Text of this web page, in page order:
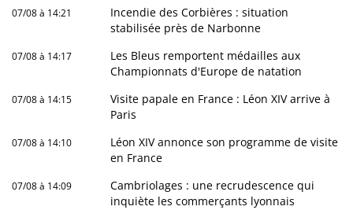
07/08 à 14:21
Incendie des Corbières : situation
stabilisée près de Narbonne
07/08 à 14:17
Les Bleus remportent médailles aux
Championnats d'Europe de natation
07/08 à 14:15
Visite papale en France : Léon XIV arrive à
Paris
07/08 à 14:10
Léon XIV annonce son programme de visite
en France
07/08 à 14:09
Cambriolages : une recrudescence qui
inquiète les commerçants lyonnais